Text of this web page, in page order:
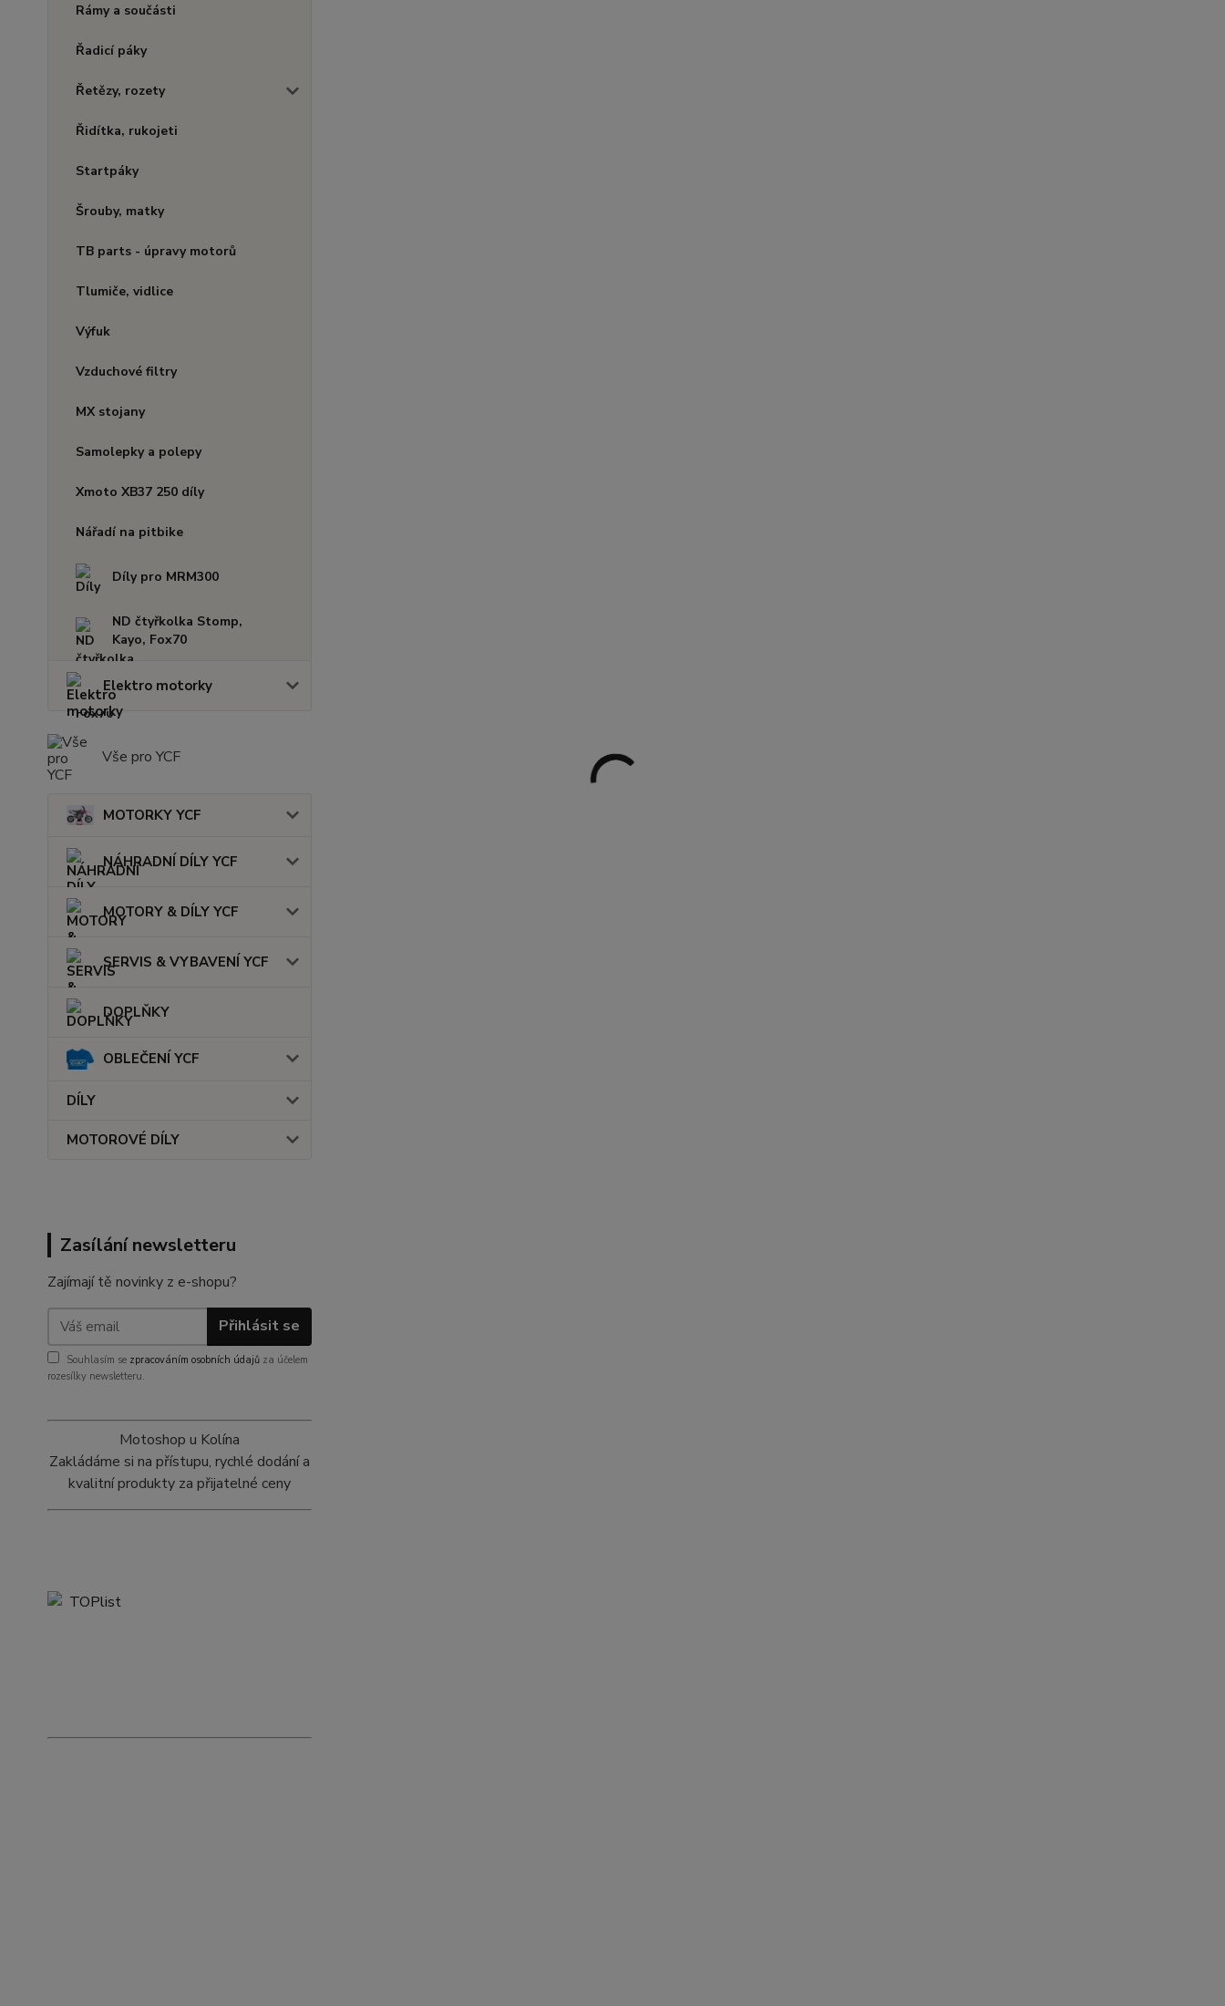
Rámy a součásti
Řadicí páky
Řetězy, rozety
Řidítka, rukojeti
Startpáky
Šrouby, matky
TB parts - úpravy motorů
Tlumiče, vidlice
Výfuk
Vzduchové filtry
MX stojany
Samolepky a polepy
Xmoto XB37 250 díly
Nářadí na pitbike
Díly pro MRM300
ND čtyřkolka Stomp,
Kayo, Fox70
Elektro motorky
Vše pro YCF
MOTORKY YCF
NÁHRADNÍ DÍLY YCF
MOTORY & DÍLY YCF
SERVIS & VYBAVENÍ YCF
DOPLŇKY
OBLEČENÍ YCF
DÍLY
MOTOROVÉ DÍLY
Zasílání newsletteru
Zajímají tě novinky z e-shopu?
Přihlásit se
Souhlasím se zpracováním osobních údajů za účelem
rozesílky newsletteru.
Motoshop u Kolína
Zakládáme si na přístupu, rychlé dodání a
kvalitní produkty za přijatelné ceny